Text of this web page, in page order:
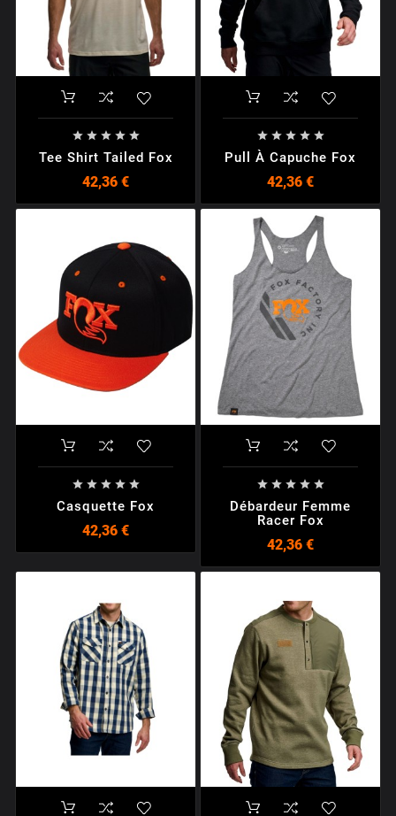
    
Tee Shirt Tailed Fox
42,36 €
    
Pull À Capuche Fox
42,36 €
    
Casquette Fox
42,36 €
    
Débardeur Femme
Racer Fox
42,36 €